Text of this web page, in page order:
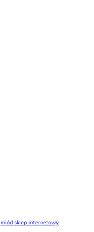
miód sklep internetowy